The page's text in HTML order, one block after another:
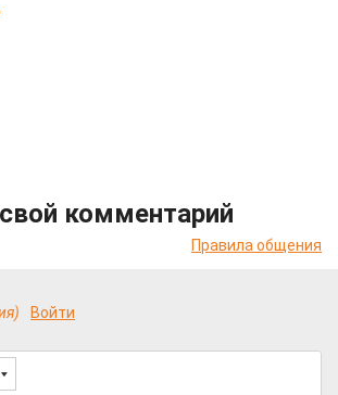
комментарий
Правила общения
Войти